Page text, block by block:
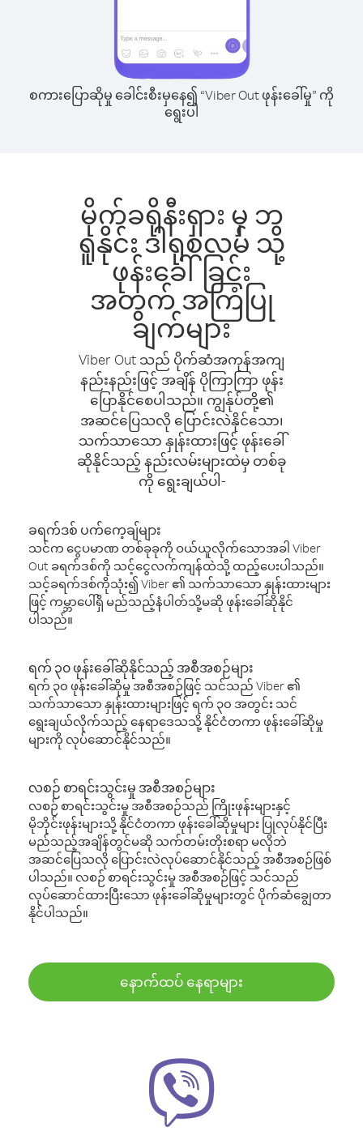
စကားပြောဆိုမှု ခေါင်းစီးမှနေ၍ “Viber Out ဖုန်းခေါ်မှု” ကို
ရွေးပါ
မိုက်ခရိုနီးရှား မှ ဘ
ရူနိုင်း ဒါရုစလမ် သို့
ဖုန်းခေါ်ခြင်း
အတွက် အကြံပြု
ချက်များ
Viber Out သည် ပိုက်ဆံအကုန်အကျ
နည်းနည်းဖြင့် အချိန် ပိုကြာကြာ ဖုန်း
ပြောနိုင်စေပါသည်။ ကျွန်ုပ်တို့၏
အဆင်ပြေသလို ပြောင်းလဲနိုင်သော၊
သက်သာသော နှုန်းထားဖြင့် ဖုန်းခေါ်
ဆိုနိုင်သည့် နည်းလမ်းများထဲမှ တစ်ခု
ကို ရွေးချယ်ပါ-
ခရက်ဒစ် ပက်ကေ့ချ်များ
သင်က ငွေပမာဏ တစ်ခုခုကို ဝယ်ယူလိုက်သောအခါ Viber
Out ခရက်ဒစ်ကို သင့်ငွေလက်ကျန်ထဲသို့ ထည့်ပေးပါသည်။
သင့်ခရက်ဒစ်ကိုသုံး၍ Viber ၏ သက်သာသော နှုန်းထားများ
ဖြင့် ကမ္ဘာပေါ်ရှိ မည်သည့်နံပါတ်သို့မဆို ဖုန်းခေါ်ဆိုနိုင်
ပါသည်။
ရက် ၃၀ ဖုန်းခေါ်ဆိုနိုင်သည့် အစီအစဉ်များ
ရက် ၃၀ ဖုန်းခေါ်ဆိုမှု အစီအစဉ်ဖြင့် သင်သည် Viber ၏
သက်သာသော နှုန်းထားများဖြင့် ရက် ၃၀ အတွင်း သင်
ရွေးချယ်လိုက်သည့် နေရာဒေသသို့ နိုင်ငံတကာ ဖုန်းခေါ်ဆိုမှု
များကို လုပ်ဆောင်နိုင်သည်။
လစဉ် စာရင်းသွင်းမှု အစီအစဉ်များ
လစဉ် စာရင်းသွင်းမှု အစီအစဉ်သည် ကြိုးဖုန်းများနှင့်
မိုဘိုင်းဖုန်းများသို့ နိုင်ငံတကာ ဖုန်းခေါ်ဆိုမှုများ ပြုလုပ်နိုင်ပြီး
မည်သည့်အချိန်တွင်မဆို သက်တမ်းတိုးစရာ မလိုဘဲ
အဆင်ပြေသလို ပြောင်းလဲလုပ်ဆောင်နိုင်သည့် အစီအစဉ်ဖြစ်
ပါသည်။ လစဉ် စာရင်းသွင်းမှု အစီအစဉ်ဖြင့် သင်သည်
လုပ်ဆောင်ထားပြီးသော ဖုန်းခေါ်ဆိုမှုများတွင် ပိုက်ဆံချွေတာ
နိုင်ပါသည်။
နောက်ထပ် နေရာများ